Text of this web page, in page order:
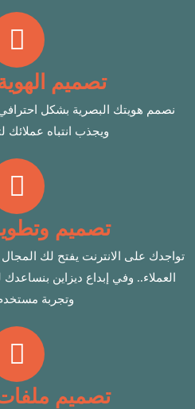
تصميم
نصمم هويتك البصرية بشكل
ويجذب انتباه عملائك
تصميم
تواجدك على الانترنت يفتح لك
العملاء.. وفي إبداع ديزاين
وتجربة
تصميم